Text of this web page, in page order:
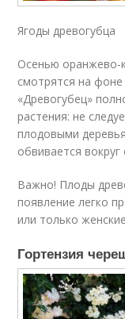
Ягоды древогубца
Осенью оранжево-
смотрятся на
«Древогубец»
растения: не
плодовыми
обвивается
Важно! Плоды
появление легко
или только
Гортензия